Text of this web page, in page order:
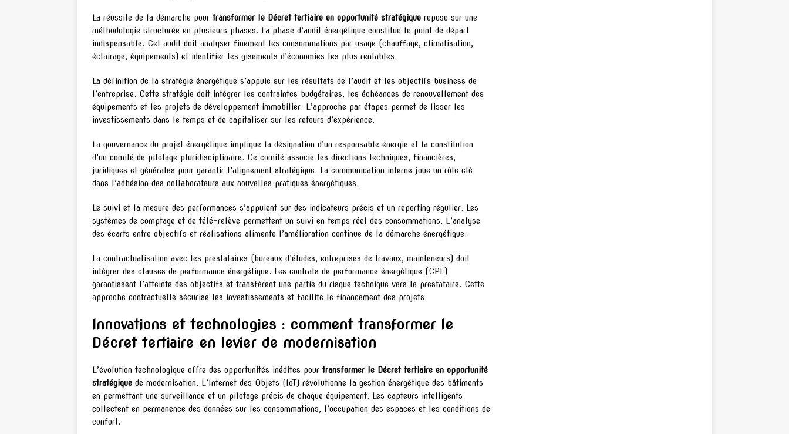
La réussite de la démarche pour transformer le Décret tertiaire en opportunité stratégique repose sur une
méthodologie structurée en plusieurs phases. La phase d’audit énergétique constitue le point de départ
indispensable. Cet audit doit analyser finement les consommations par usage (chauffage, climatisation,
éclairage, équipements) et identifier les gisements d’économies les plus rentables.
La définition de la stratégie énergétique s’appuie sur les résultats de l’audit et les objectifs business de
l’entreprise. Cette stratégie doit intégrer les contraintes budgétaires, les échéances de renouvellement des
équipements et les projets de développement immobilier. L’approche par étapes permet de lisser les
investissements dans le temps et de capitaliser sur les retours d’expérience.
La gouvernance du projet énergétique implique la désignation d’un responsable énergie et la constitution
d’un comité de pilotage pluridisciplinaire. Ce comité associe les directions techniques, financières,
juridiques et générales pour garantir l’alignement stratégique. La communication interne joue un rôle clé
dans l’adhésion des collaborateurs aux nouvelles pratiques énergétiques.
Le suivi et la mesure des performances s’appuient sur des indicateurs précis et un reporting régulier. Les
systèmes de comptage et de télé-relève permettent un suivi en temps réel des consommations. L’analyse
des écarts entre objectifs et réalisations alimente l’amélioration continue de la démarche énergétique.
La contractualisation avec les prestataires (bureaux d’études, entreprises de travaux, mainteneurs) doit
intégrer des clauses de performance énergétique. Les contrats de performance énergétique (CPE)
garantissent l’atteinte des objectifs et transfèrent une partie du risque technique vers le prestataire. Cette
approche contractuelle sécurise les investissements et facilite le financement des projets.
Innovations et technologies : comment transformer le
Décret tertiaire en levier de modernisation
L’évolution technologique offre des opportunités inédites pour transformer le Décret tertiaire en opportunité
stratégique de modernisation. L’Internet des Objets (IoT) révolutionne la gestion énergétique des bâtiments
en permettant une surveillance et un pilotage précis de chaque équipement. Les capteurs intelligents
collectent en permanence des données sur les consommations, l’occupation des espaces et les conditions de
confort.